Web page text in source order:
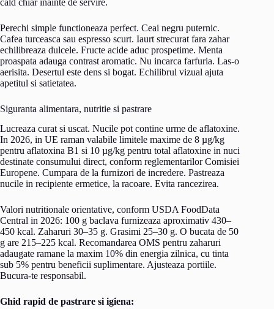
Perechi simple functioneaza perfect. Ceai negru puternic.
Cafea turceasca sau espresso scurt. Iaurt strecurat fara zahar
echilibreaza dulcele. Fructe acide aduc prospetime. Menta
proaspata adauga contrast aromatic. Nu incarca farfuria. Las-o
aerisita. Desertul este dens si bogat. Echilibrul vizual ajuta
apetitul si satietatea.
Siguranta alimentara, nutritie si pastrare
Lucreaza curat si uscat. Nucile pot contine urme de aflatoxine.
In 2026, in UE raman valabile limitele maxime de 8 µg/kg
pentru aflatoxina B1 si 10 µg/kg pentru total aflatoxine in nuci
destinate consumului direct, conform reglementarilor Comisiei
Europene. Cumpara de la furnizori de incredere. Pastreaza
nucile in recipiente ermetice, la racoare. Evita rancezirea.
Valori nutritionale orientative, conform USDA FoodData
Central in 2026: 100 g baclava furnizeaza aproximativ 430–
450 kcal. Zaharuri 30–35 g. Grasimi 25–30 g. O bucata de 50
g are 215–225 kcal. Recomandarea OMS pentru zaharuri
adaugate ramane la maxim 10% din energia zilnica, cu tinta
sub 5% pentru beneficii suplimentare. Ajusteaza portiile.
Bucura-te responsabil.
Ghid rapid de pastrare si igiena: